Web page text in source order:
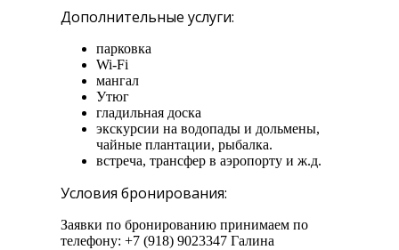
Дополнительные услуги:
парковка
Wi-Fi
мангал
Утюг
гладильная доска
экскурсии на водопады и дольмены,
чайные плантации, рыбалка.
встреча, трансфер в аэропорту и ж.д.
Условия бронирования:
Заявки по бронированию принимаем по
телефону: +7 (918) 9023347 Галина